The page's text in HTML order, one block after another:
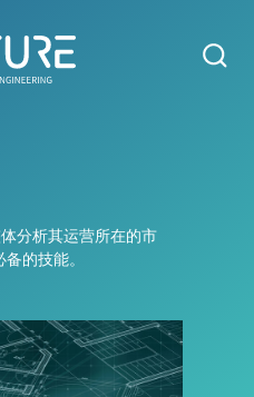
分析其运营所在的市
的技能。